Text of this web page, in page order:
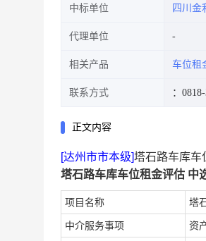
中标单位 四川金
代理单位
相关产品 车位租
联系方式 ：
正文内容
[达州市市本级]塔石路车库车
塔石路车库车位租金评估 中
项目名称 塔
中介服务事项 资